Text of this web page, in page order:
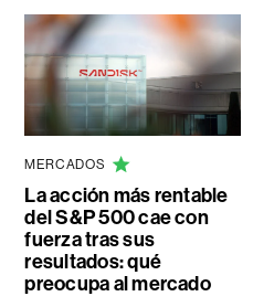
MERCADOS
La acción más rentable
del S&P 500 cae con
fuerza tras sus
resultados: qué
preocupa al mercado